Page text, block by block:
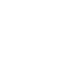
ore pe zi.